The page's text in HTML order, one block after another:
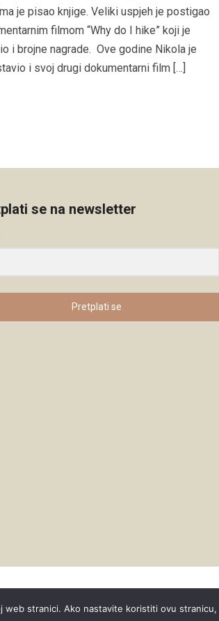
je pisao knjige. Veliki uspjeh je postigao
filmom “Why do I hike” koji je
i brojne nagrade. Ove godine Nikola je
i svoj drugi dokumentarni film […]
se na newsletter
Pretplati se
web stranici. Ako nastavite koristiti ovu